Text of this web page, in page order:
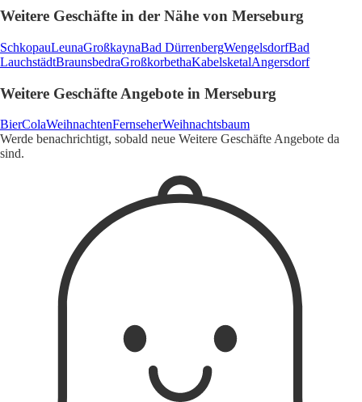
Weitere Geschäfte in der Nähe von Merseburg
SchkopauLeunaGroßkaynaBad DürrenbergWengelsdorfBad
LauchstädtBraunsbedraGroßkorbethaKabelsketalAngersdorf
Weitere Geschäfte Angebote in Merseburg
BierColaWeihnachtenFernseherWeihnachtsbaum
Werde benachrichtigt, sobald neue Weitere Geschäfte Angebote da
sind.